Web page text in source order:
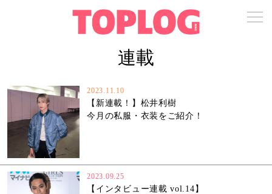
連載
2023.11.10
【新連載！】松井利樹
今月の私服・衣装をご紹介！
2023.09.25
【インタビュー連載 vol.14】